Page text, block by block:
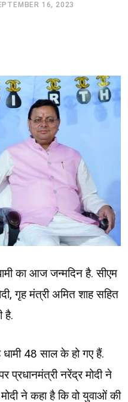
16, 2023
का आज जन्मदिन है. सीएम
गृह मंत्री अमित शाह सहित
है.
48 साल के हो गए हैं.
प्रधानमंत्री नरेंद्र मोदी ने
ने कहा है कि वो युवाओं की